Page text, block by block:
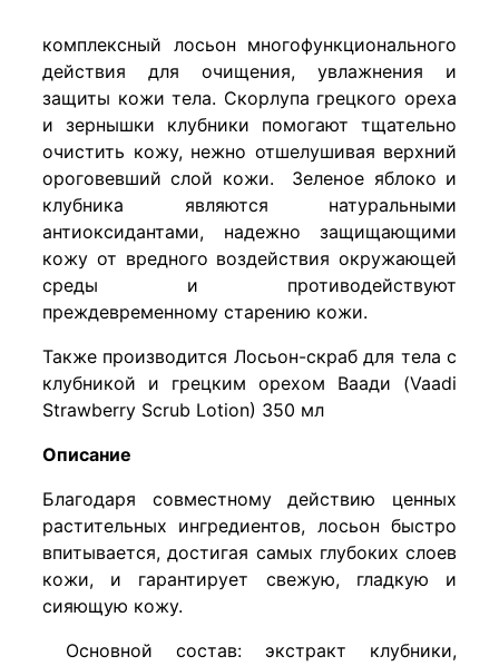
комплексный лосьон многофункционального
действия для очищения, увлажнения и
защиты кожи тела. Скорлупа грецкого ореха
и зернышки клубники помогают тщательно
очистить кожу, нежно отшелушивая верхний
ороговевший слой кожи. Зеленое яблоко и
клубника являются натуральными
антиоксидантами, надежно защищающими
кожу от вредного воздействия окружающей
среды и противодействуют
преждевременному старению кожи.
Также производится Лосьон-скраб для тела с
клубникой и грецким орехом Ваади (Vaadi
Strawberry Scrub Lotion) 350 мл
Описание
Благодаря совместному действию ценных
растительных ингредиентов, лосьон быстро
впитывается, достигая самых глубоких слоев
кожи, и гарантирует свежую, гладкую и
сияющую кожу.
Основной
состав: экстракт клубники,